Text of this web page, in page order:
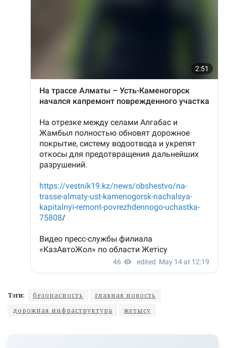
Тэги: безопасность
главная новость
дорожная инфраструктура
жетысу